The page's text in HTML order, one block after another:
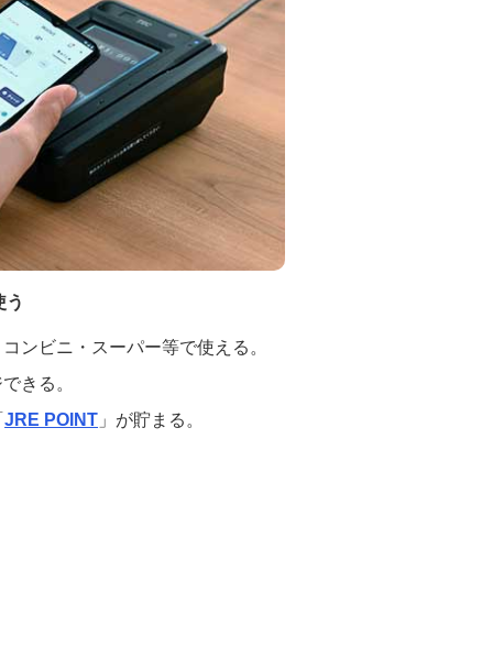
ンビニ・スーパー等で使える。
きる。
JRE POINT 」が貯まる。